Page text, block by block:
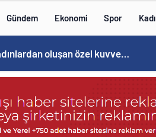
Gündem Ekonomi Spor